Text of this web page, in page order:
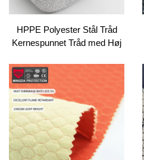
HPPE Polyester Stål Tråd
Kernespunnet Tråd med Høj
Syning & Håndstrikning Fyldt
Ring Spunnet Teknik